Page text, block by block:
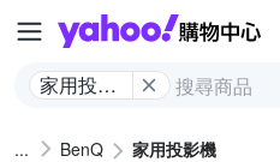
家用投影
BenQ 家用投影機